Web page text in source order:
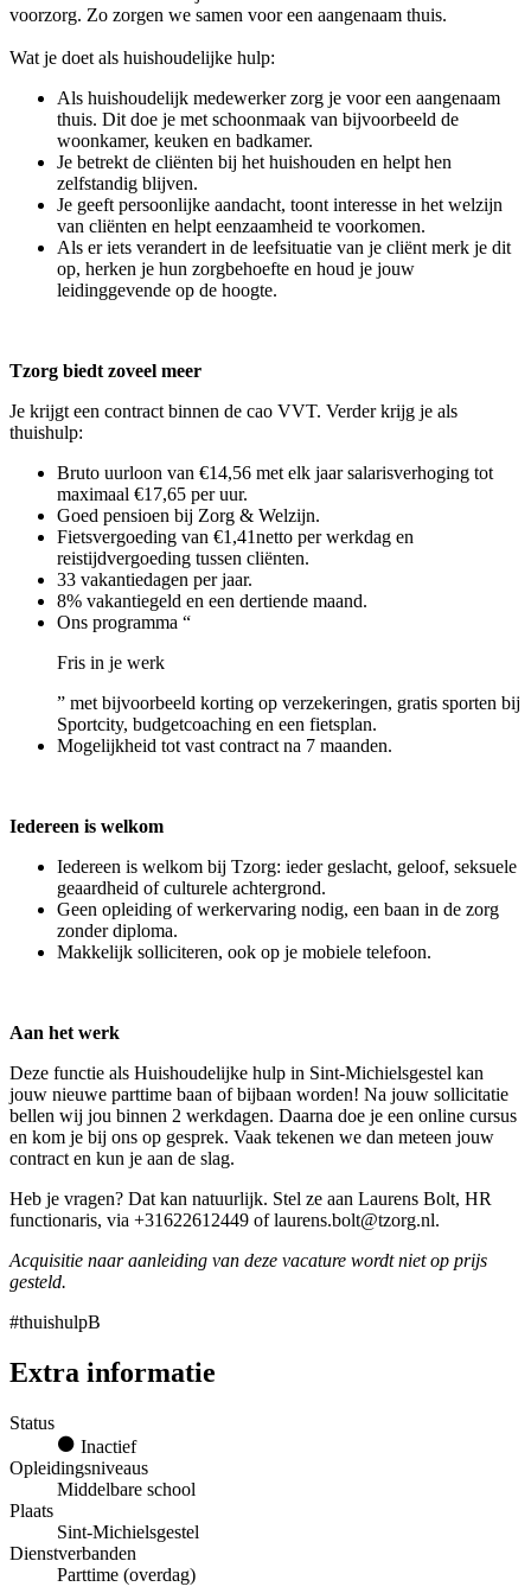
voorzorg. Zo zorgen we samen voor een aangenaam thuis.
Wat je doet als huishoudelijke hulp:
Als huishoudelijk medewerker zorg je voor een aangenaam
thuis. Dit doe je met schoonmaak van bijvoorbeeld de
woonkamer, keuken en badkamer.
Je betrekt de cliënten bij het huishouden en helpt hen
zelfstandig blijven.
Je geeft persoonlijke aandacht, toont interesse in het welzijn
van cliënten en helpt eenzaamheid te voorkomen.
Als er iets verandert in de leefsituatie van je cliënt merk je dit
op, herken je hun zorgbehoefte en houd je jouw
leidinggevende op de hoogte.
Tzorg biedt zoveel meer
Je krijgt een contract binnen de cao VVT. Verder krijg je als
thuishulp:
Bruto uurloon van €14,56 met elk jaar salarisverhoging tot
maximaal €17,65 per uur.
Goed pensioen bij Zorg & Welzijn.
Fietsvergoeding van €1,41netto per werkdag en
reistijdvergoeding tussen cliënten.
33 vakantiedagen per jaar.
8% vakantiegeld en een dertiende maand.
Ons programma “
Fris in je werk
” met bijvoorbeeld korting op verzekeringen, gratis sporten bij
Sportcity, budgetcoaching en een fietsplan.
Mogelijkheid tot vast contract na 7 maanden.
Iedereen is welkom
Iedereen is welkom bij Tzorg: ieder geslacht, geloof, seksuele
geaardheid of culturele achtergrond.
Geen opleiding of werkervaring nodig, een baan in de zorg
zonder diploma.
Makkelijk solliciteren, ook op je mobiele telefoon.
Aan het werk
Deze functie als Huishoudelijke hulp in Sint-Michielsgestel kan
jouw nieuwe parttime baan of bijbaan worden! Na jouw sollicitatie
bellen wij jou binnen 2 werkdagen. Daarna doe je een online cursus
en kom je bij ons op gesprek. Vaak tekenen we dan meteen jouw
contract en kun je aan de slag.
Heb je vragen? Dat kan natuurlijk. Stel ze aan Laurens Bolt, HR
functionaris, via +31622612449 of laurens.bolt@tzorg.nl.
Acquisitie naar aanleiding van deze vacature wordt niet op prijs
gesteld.
#thuishulpB
Extra informatie
Status
Inactief
Opleidingsniveaus
Middelbare school
Plaats
Sint-Michielsgestel
Dienstverbanden
Parttime (overdag)